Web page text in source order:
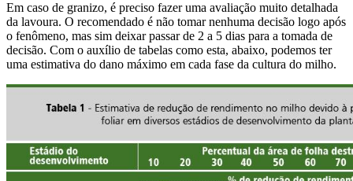
Em caso de granizo, é preciso fazer uma avaliação muito detalhada
da lavoura. O recomendado é não tomar nenhuma decisão logo após
o fenômeno, mas sim deixar passar de 2 a 5 dias para a tomada de
decisão. Com o auxílio de tabelas como esta, abaixo, podemos ter
uma estimativa do dano máximo em cada fase da cultura do milho.